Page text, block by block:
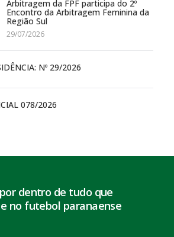
Arbitragem da FPF participa do 2º
Encontro da Arbitragem Feminina da
Região Sul
29/07/2026
Nº 29/2026
078/2026
dentro de tudo que
no futebol paranaense